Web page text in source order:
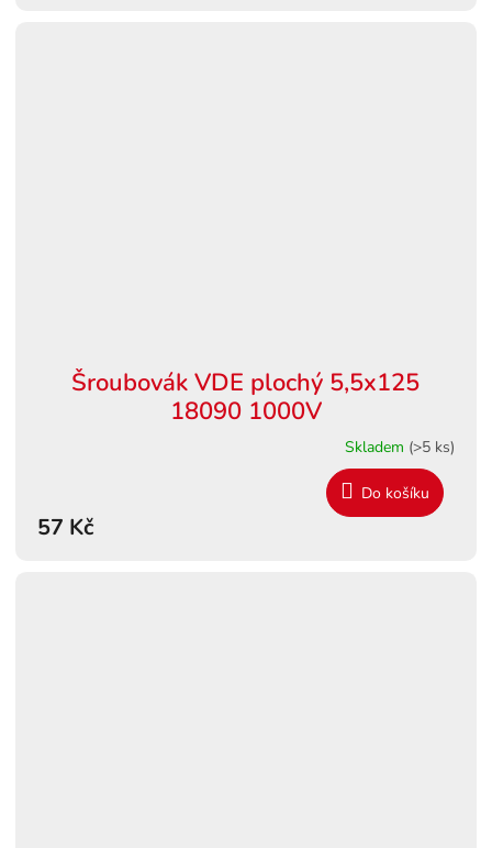
Šroubovák VDE plochý 5,5x125
18090 1000V
Skladem (>5 ks)
57 Kč
Do košíku